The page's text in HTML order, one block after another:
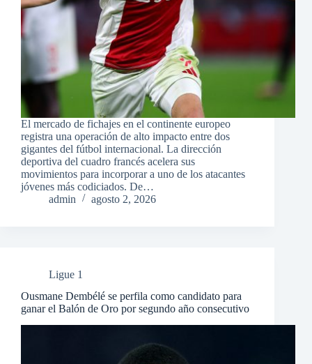
El mercado de fichajes en el continente europeo
registra una operación de alto impacto entre dos
gigantes del fútbol internacional. La dirección
deportiva del cuadro francés acelera sus
movimientos para incorporar a uno de los atacantes
jóvenes más codiciados. De…
admin
agosto 2, 2026
Ligue 1
Ousmane Dembélé se perfila como candidato para
ganar el Balón de Oro por segundo año consecutivo